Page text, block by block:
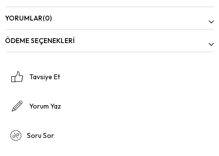
Basen : 98
Kilo : 81
YORUMLAR(0)
ÖDEME SEÇENEKLERI
Tavsiye Et
Yorum Yaz
Soru Sor